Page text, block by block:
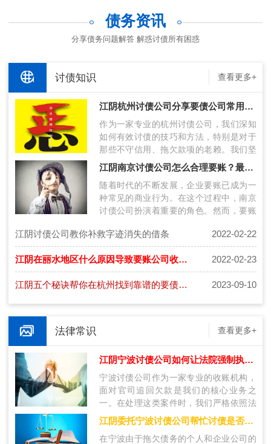
债务资讯
分享债务问题解答 解惑讨债所有困惑
讨债知识 查看更多+
江阴杭州讨债公司分享要债公司常用讨债方法
作为一家专业的杭州讨债公司，我们深知
如何有效讨债的技巧和方法，特别是对于
那些不守信用、拖欠款项的老赖。我们坚
持以合法方式进行追债，以实现客户的收
账…
江阴南京讨债公司怎么合理要账？最新要账技术分享！
随着时代的不断发展，企业要账已成为一
种常见的商业行为。在这个过程中，南京
讨债公司扮演着重要的角色。然而，要账
评…
江阴讨债公司教你补救字迹消失的借条 2022-02-22
江阴在丽水地区什么原因导致要账公司收费高？ 2022-02-23
江阴五个秘诀帮你在杭州找到靠谱的要债公司 2023-09-10
法律常识 查看更多+
江阴宁波讨债公司如何让法院强制执行追回欠款
宁波讨债公司作为一家专业的收账机构，
面对官司追回欠款是我们的核心业务之
一。在处理这类案件时，我们严格依照法
律规定，采取相应措施，通过法院的强制
执行…
江阴委托宁波讨债公司帮忙讨债是否合法
在宁波由于拖欠债务的个人和企业公司的